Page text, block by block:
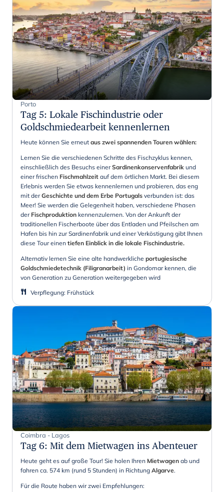
Porto
Tag 5: Lokale Fischindustrie oder
Goldschmiedearbeit kennenlernen
Heute können Sie erneut aus zwei spannenden Touren wählen:
Lernen Sie die verschiedenen Schritte des Fischzyklus kennen,
einschließlich des Besuchs einerSardinenkonservenfabrik und
einer frischen Fischmahlzeit auf dem örtlichen Markt. Bei diesem
Erlebnis werden Sie etwas kennenlernen und probieren, das eng
mit derGeschichte und dem Erbe Portugals verbunden ist: das
Meer! Sie werden die Gelegenheit haben, verschiedene Phasen
der Fischproduktion kennenzulernen. Von der Ankunft der
traditionellen Fischerboote über das Entladen und Pfeilschen am
Hafen bis hin zur Sardinenfabrik und einer Verköstigung gibt Ihnen
diese Tour einen tiefen Einblick in die lokale Fischindustrie.
Alternativ lernen Sie eine alte handwerkliche portugiesische
Goldschmiedetechnik (Filigranarbeit) in Gondomar kennen, die
von Generation zu Generation weitergegeben wird
Verpflegung: Frühstück
Coimbra - Lagos
Tag 6: Mit dem Mietwagen ins Abenteuer
Heute geht es auf große Tour! Sie holen Ihren Mietwagen ab und
fahren ca. 574 km (rund 5 Stunden) in Richtung Algarve.
Für die Route haben wir zwei Empfehlungen: